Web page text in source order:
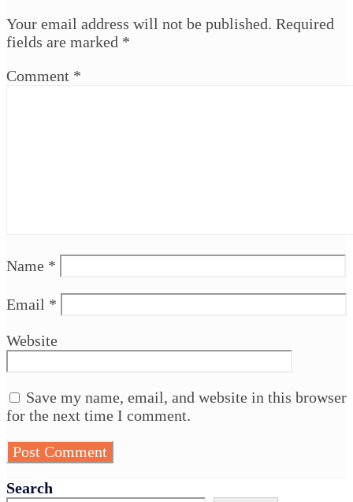
Your email address will not be published. Required
fields are marked *
Comment *
Name *
Email *
Website
Save my name, email, and website in this browser
for the next time I comment.
Search